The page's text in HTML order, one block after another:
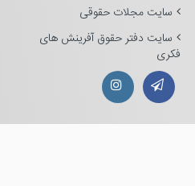
سایت مجلات حقوقی
سایت دفتر حقوق آفرینش های
فکری